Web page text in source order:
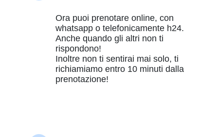
Ora puoi prenotare online, con
whatsapp o telefonicamente h24.
Anche quando gli altri non ti
rispondono!
Inoltre non ti sentirai mai solo, ti
richiamiamo entro 10 minuti dalla
prenotazione!